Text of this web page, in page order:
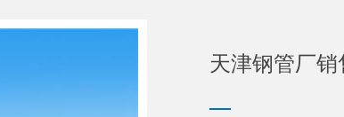
天津钢管厂销